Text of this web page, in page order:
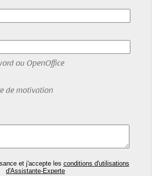
ou OpenOffice
de motivation
et j'accepte les conditions d'utilisations
d'Assistante-Experte